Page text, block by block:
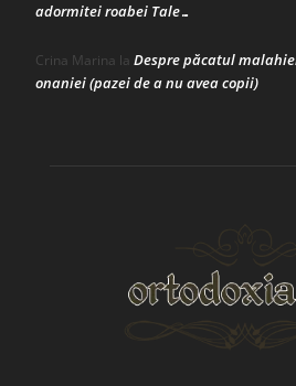
adormitei roabei Tale…
Crina Marina la Despre păcatul
onaniei (pazei de a nu avea copii)